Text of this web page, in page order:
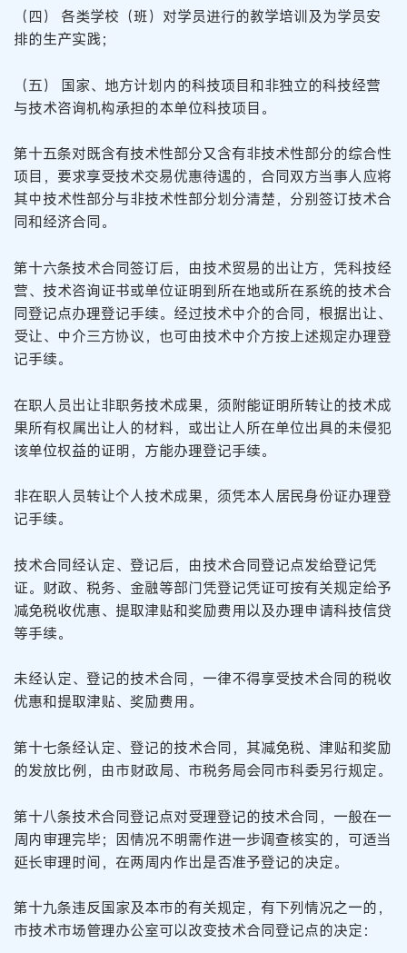
（四） 各类学校（班）对学员进行的教学培训及为学员安
排的生产实践；
（五） 国家、地方计划内的科技项目和非独立的科技经营
与技术咨询机构承担的本单位科技项目。
第十五条对既含有技术性部分又含有非技术性部分的综合性
项目，要求享受技术交易优惠待遇的，合同双方当事人应将
其中技术性部分与非技术性部分划分清楚，分别签订技术合
同和经济合同。
第十六条技术合同签订后，由技术贸易的出让方，凭科技经
营、技术咨询证书或单位证明到所在地或所在系统的技术合
同登记点办理登记手续。经过技术中介的合同，根据出让、
受让、中介三方协议，也可由技术中介方按上述规定办理登
记手续。
在职人员出让非职务技术成果，须附能证明所转让的技术成
果所有权属出让人的材料，或出让人所在单位出具的未侵犯
该单位权益的证明，方能办理登记手续。
非在职人员转让个人技术成果，须凭本人居民身份证办理登
记手续。
技术合同经认定、登记后，由技术合同登记点发给登记凭
证。财政、税务、金融等部门凭登记凭证可按有关规定给予
减免税收优惠、提取津贴和奖励费用以及办理申请科技信贷
等手续。
未经认定、登记的技术合同，一律不得享受技术合同的税收
优惠和提取津贴、奖励费用。
第十七条经认定、登记的技术合同，其减免税、津贴和奖励
的发放比例，由市财政局、市税务局会同市科委另行规定。
第十八条技术合同登记点对受理登记的技术合同，一般在一
周内审理完毕；因情况不明需作进一步调查核实的，可适当
延长审理时间，在两周内作出是否准予登记的决定。
第十九条违反国家及本市的有关规定，有下列情况之一的，
市技术市场管理办公室可以改变技术合同登记点的决定：